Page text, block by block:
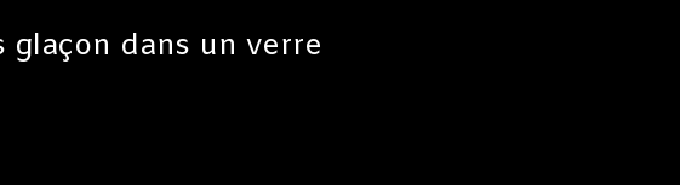
glaçon dans un verre